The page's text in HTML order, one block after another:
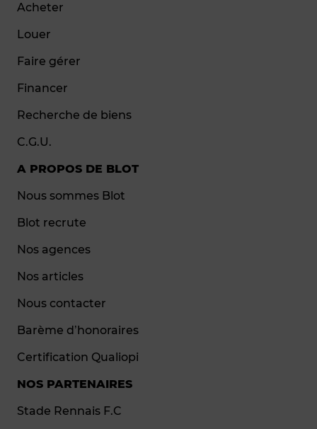
Acheter
Louer
Faire gérer
Financer
Recherche de biens
C.G.U.
A PROPOS DE BLOT
Nous sommes Blot
Blot recrute
Nos agences
Nos articles
Nous contacter
Barème d’honoraires
Certification Qualiopi
NOS PARTENAIRES
Stade Rennais F.C